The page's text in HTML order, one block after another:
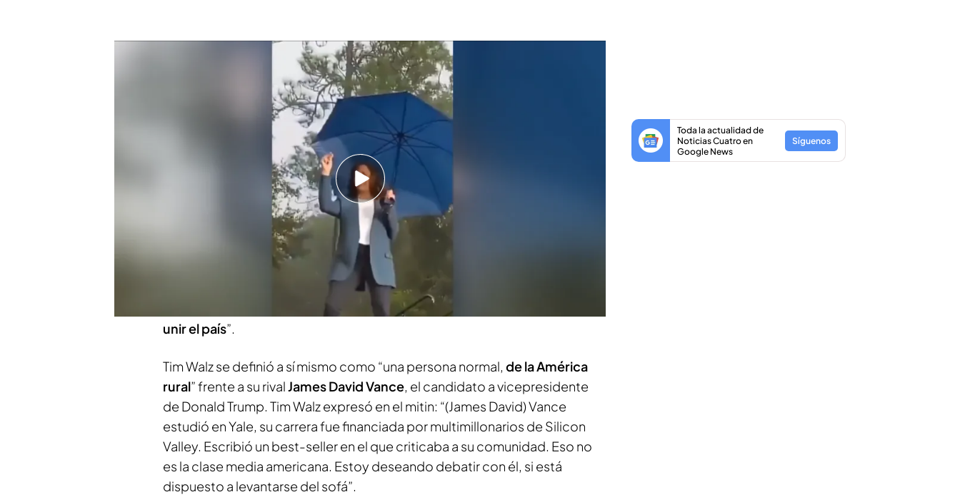
“Kamala IS brat”, el tweet que lanza la candidatura demócrata de Kamala Harris en Estados Unidos
Kamala Harris, la candidata demócrata que podría hacer historia en EEUU:
La primera aparición del dúo entre Kamala Harris y Tim Walz fue muy
La primera aparición del dúo entre Kamala Harris y Tim Walz fue muy
aclamada. Kamala Harris le describió como “un luchador
, un patriota que cree en la promesa de libertad, oportunidad
y justicia, no solo para algunos, sino para todos”. El gobernador de
Minnesota es el elegido de la candidata a la presidencia de EE. UU. “
unir el país”.
Tim Walz se definió a sí mismo como “una persona normal, de la América
rural” frente a su rivalJames David Vance, el candidato a vicepresidente
de Donald Trump. Tim Walz expresó en el mitin: “(James David) Vance
estudió en Yale, su carrera fue financiada por multimillonarios de Silicon
Valley. Escribió un best-seller en el que criticaba a su comunidad. Eso no
es la clase media americana. Estoy deseando debatir con él, si está
dispuesto a levantarse del sofá”.
Toda la actualidad de
Noticias Cuatro en
Google News
Síguenos